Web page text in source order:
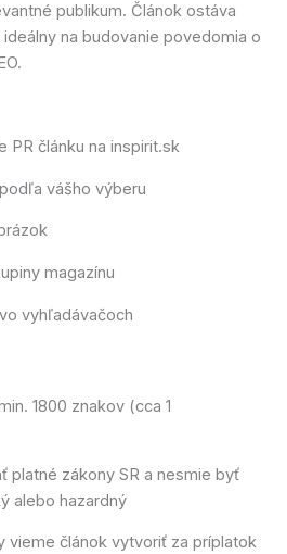
publikum. Článok ostáva
na budovanie povedomia o
PR článku na inspirit.sk
vášho výberu
magazínu
vyhľadávačoch
1800 znakov (cca 1
platné zákony SR a nesmie byť
alebo hazardný
vieme článok vytvoriť za príplatok